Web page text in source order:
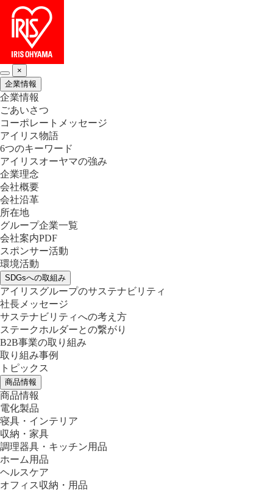
×
企業情報
企業情報
ごあいさつ
コーポレートメッセージ
アイリス物語
6つのキーワード
アイリスオーヤマの強み
企業理念
会社概要
会社沿革
所在地
グループ企業一覧
会社案内PDF
スポンサー活動
環境活動
SDGsへの取組み
アイリスグループのサステナビリティ
社長メッセージ
サステナビリティへの考え方
ステークホルダーとの繋がり
B2B事業の取り組み
取り組み事例
トピックス
商品情報
商品情報
電化製品
寝具・インテリア
収納・家具
調理器具・キッチン用品
ホーム用品
ヘルスケア
オフィス収納・用品